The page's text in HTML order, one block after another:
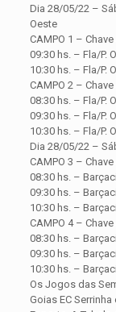
Dia 28/05/22 –
Oeste
CAMPO 1 – Chave
09:30 hs. – Fla/P.
10:30 hs. – Fla/P.
CAMPO 2 – Chave
08:30 hs. – Fla/P.
09:30 hs. – Fla/P.
10:30 hs. – Fla/P.
Dia 28/05/22 –
CAMPO 3 – Chave
08:30 hs. –
09:30 hs. –
10:30 hs. –
CAMPO 4 – Chave
08:30 hs. –
09:30 hs. –
10:30 hs. –
Os Jogos das
Goias EC